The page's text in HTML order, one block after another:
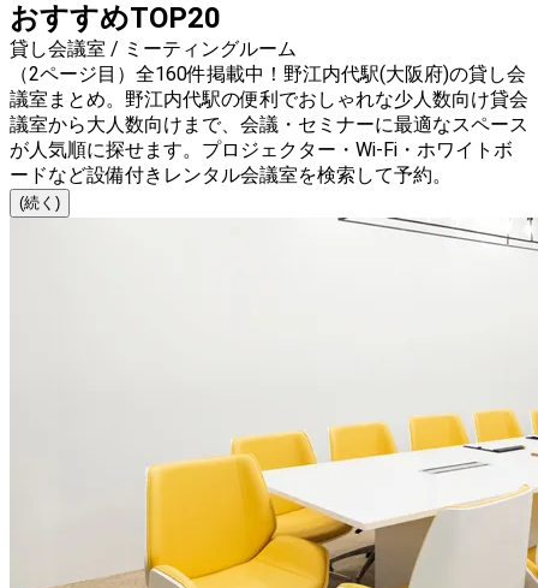
おすすめTOP20
貸し会議室 / ミーティングルーム
（2ページ目）全160件掲載中！野江内代駅(大阪府)の貸し会
議室まとめ。野江内代駅の便利でおしゃれな少人数向け貸会
議室から大人数向けまで、会議・セミナーに最適なスペース
が人気順に探せます。プロジェクター・Wi-Fi・ホワイトボ
ードなど設備付きレンタル会議室を検索して予約。
(続く)